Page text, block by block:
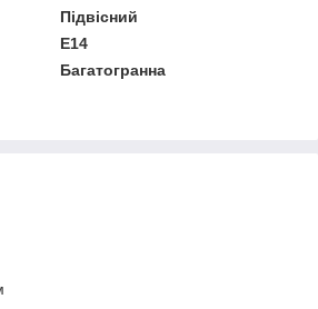
Підвісний
E14
Багатогранна